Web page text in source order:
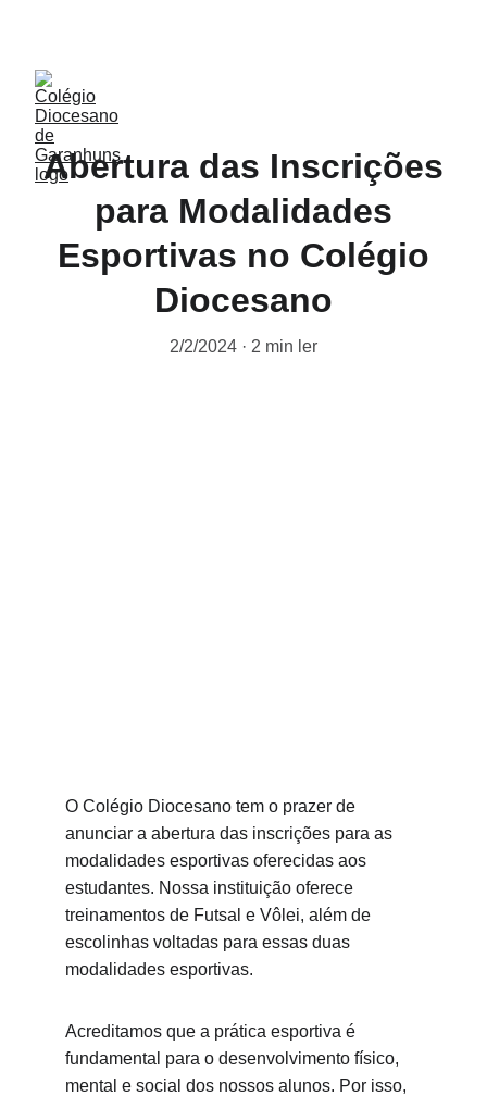
Abertura das Inscrições
para Modalidades
Esportivas no Colégio
Diocesano
2/2/2024 2 min ler
O Colégio Diocesano tem o prazer de
anunciar a abertura das inscrições para as
modalidades esportivas oferecidas aos
estudantes. Nossa instituição oferece
treinamentos de Futsal e Vôlei, além de
escolinhas voltadas para essas duas
modalidades esportivas.
Acreditamos que a prática esportiva é
fundamental para o desenvolvimento físico,
mental e social dos nossos alunos. Por isso,